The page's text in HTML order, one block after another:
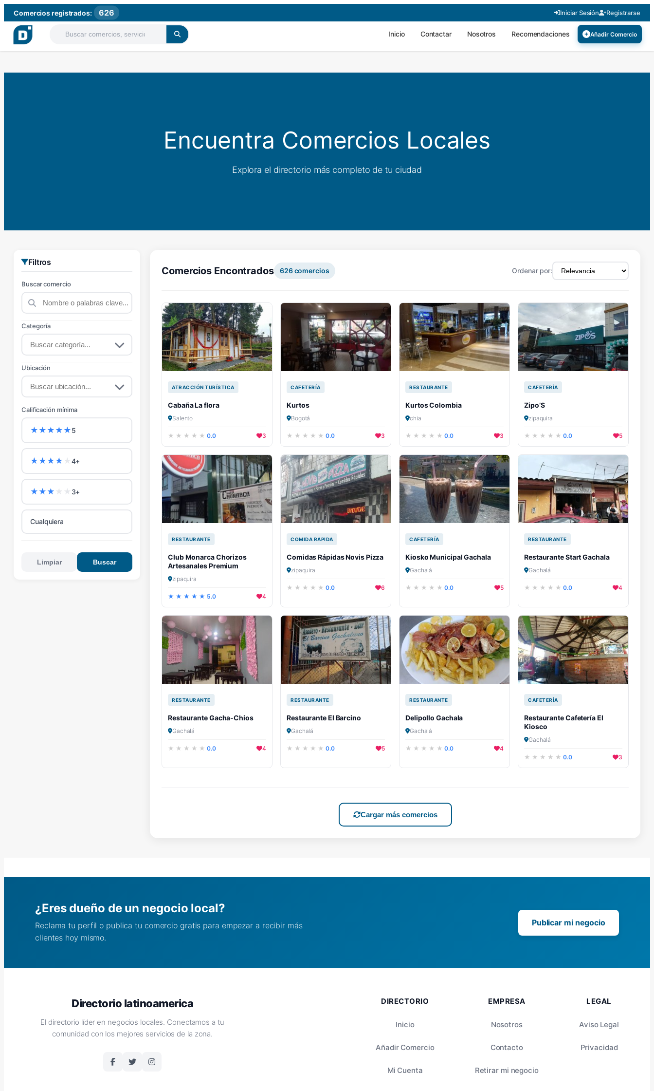
Comercios registrados: 626 Iniciar Sesión Registrarse
Inicio Contactar Nosotros Recomendaciones Añadir Comercio
Encuentra Comercios Locales
Explora el directorio más completo de tu ciudad
Filtros
Buscar comercio
Categoría
Ubicación
Calificación mínima
★ ★ ★ ★ ★5
★ ★ ★ ★ ★4+
★ ★ ★ ★ ★ 3+
Cualquiera
Limpiar Buscar
Comercios Encontrados 626comercios Ordenar por:
ATRACCIÓN TURÍSTICA
Cabaña La flora
Salento
0.0 3
CAFETERÍA
Kurtos
Bogotá
0.0 3
RESTAURANTE
Kurtos Colombia
chia
0.0 3
CAFETERÍA
Zipo’S
zipaquira
0.0 5
RESTAURANTE
Club Monarca Chorizos
Artesanales Premium
zipaquira
5.0 4
COMIDA RAPIDA
Comidas Rápidas Novis Pizza
zipaquira
0.0 6
CAFETERÍA
Kiosko Municipal Gachala
Gachalá
0.0 5
RESTAURANTE
Restaurante Start Gachala
Gachalá
0.0 4
RESTAURANTE
Restaurante Gacha-Chios
Gachalá
0.0 4
RESTAURANTE
Restaurante El Barcino
Gachalá
0.0 5
RESTAURANTE
Delipollo Gachala
Gachalá
0.0 4
CAFETERÍA
Restaurante Cafetería El
Kiosco
Gachalá
0.0 3
Cargar más comercios
¿Eres dueño de un negocio local?
Reclama tu perfil o publica tu comercio gratis para empezar a recibir más
clientes hoy mismo.
Publicar mi negocio
Directorio latinoamerica
El directorio líder en negocios locales. Conectamos a tu
comunidad con los mejores servicios de la zona.
DIRECTORIO
Inicio
Añadir Comercio
Mi Cuenta
EMPRESA
Nosotros
Contacto
Retirar mi negocio
LEGAL
Aviso Legal
Privacidad